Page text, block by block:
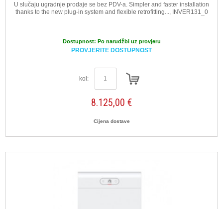
U slučaju ugradnje prodaje se bez PDV-a. Simpler and faster installation
thanks to the new plug-in system and flexible retrofitting..., INVER131_0
Dostupnost: Po narudžbi uz provjeru
PROVJERITE DOSTUPNOST
kol:
8.125,00 €
Cijena dostave